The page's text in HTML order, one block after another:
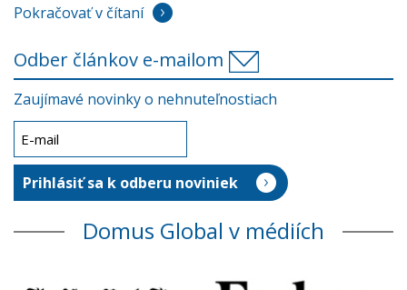
Pokračovať v čítaní
Odber článkov e-mailom
Zaujímavé novinky o nehnuteľnostiach
Domus Global v médiích